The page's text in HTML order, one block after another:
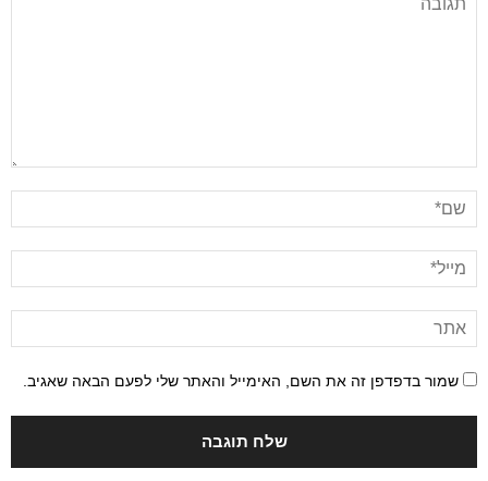
שמור בדפדפן זה את השם, האימייל והאתר שלי לפעם הבאה שאגיב.